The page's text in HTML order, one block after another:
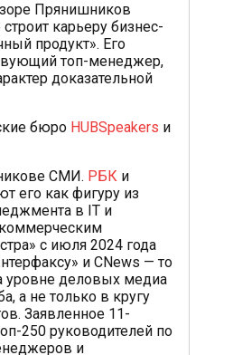
Прянишников
карьеру бизнес-
продукт». Его
топ-менеджер,
доказательной
бюро HUBSpeakers и
СМИ. РБК и
его как фигуру из
в IT и
с июля 2024 года
и CNews — то
уровне деловых медиа
а не только в кругу
Заявленное 11-
250 руководителей по
и